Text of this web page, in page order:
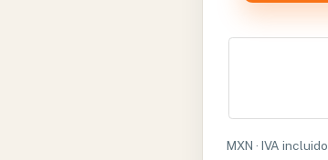
BISTURI
cantidad
MXN · IVA incluido